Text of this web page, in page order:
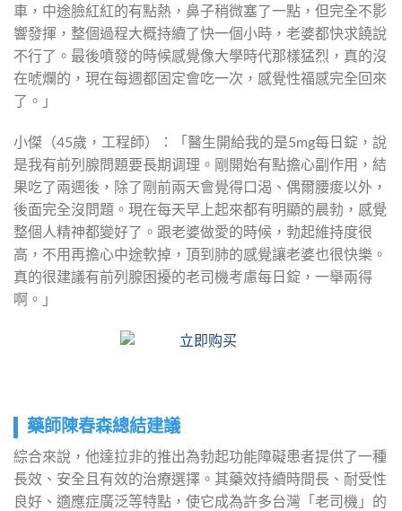
車，中途臉紅紅的有點熱，鼻子稍微塞了一點，但完全不影
響發揮，整個過程大概持續了快一個小時，老婆都快求饒說
不行了。最後噴發的時候感覺像大學時代那樣猛烈，真的沒
在唬爛的，現在每週都固定會吃一次，感覺性福感完全回來
了。」
小傑（45歲，工程師）：「醫生開給我的是5mg每日錠，說
是我有前列腺問題要長期调理。剛開始有點擔心副作用，結
果吃了兩週後，除了剛前兩天會覺得口渴、偶爾腰痠以外，
後面完全沒問題。現在每天早上起來都有明顯的晨勃，感覺
整個人精神都變好了。跟老婆做愛的時候，勃起維持度很
高，不用再擔心中途軟掉，頂到肺的感覺讓老婆也很快樂。
真的很建議有前列腺困擾的老司機考慮每日錠，一舉兩得
啊。」
藥師陳春森總結建議
綜合來說，他達拉非的推出為勃起功能障礙患者提供了一種
長效、安全且有效的治療選擇。其藥效持續時間長、耐受性
良好、適應症廣泛等特點，使它成為許多台灣「老司機」的